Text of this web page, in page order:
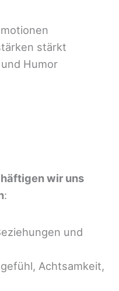
stärkt
Humor
wir uns
:
und
Achtsamkeit,